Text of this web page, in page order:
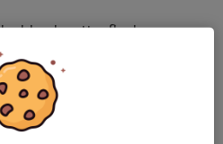
och vattenflaska